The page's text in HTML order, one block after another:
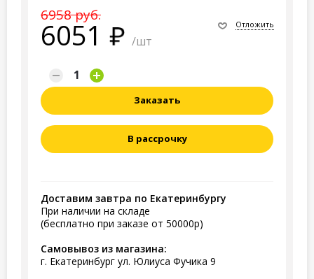
6958 руб.
6051 /шт
Отложить
Заказать
В рассрочку
Доставим завтра по Екатеринбургу
При наличии на складе
(бесплатно при заказе от 50000р)
Самовывоз из магазина:
г. Екатеринбург ул. Юлиуса Фучика 9